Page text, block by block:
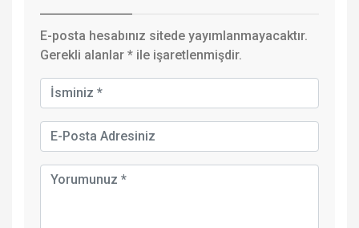
E-posta hesabınız sitede yayımlanmayacaktır.
Gerekli alanlar * ile işaretlenmişdir.